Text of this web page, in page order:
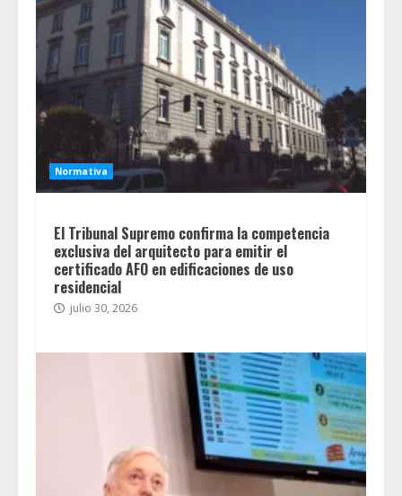
Normativa
El Tribunal Supremo confirma la competencia
exclusiva del arquitecto para emitir el
certificado AFO en edificaciones de uso
residencial
julio 30, 2026